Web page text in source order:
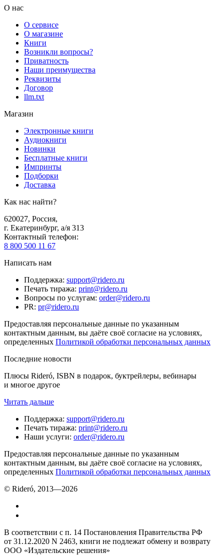
О нас
О сервисе
О магазине
Книги
Возникли вопросы?
Приватность
Наши преимущества
Реквизиты
Договор
llm.txt
Магазин
Электронные книги
Аудиокниги
Новинки
Бесплатные книги
Импринты
Подборки
Доставка
Как нас найти?
620027, Россия,
г. Екатеринбург, а/я 313
Контактный телефон:
8 800 500 11 67
Написать нам
Поддержка: support@ridero.ru
Печать тиража: print@ridero.ru
Вопросы по услугам: order@ridero.ru
PR: pr@ridero.ru
Предоставляя персональные данные по указанным
контактным данным, вы даёте своё согласие на условиях,
определенных Политикой обработки персональных данных
Последние новости
Плюсы Rideró, ISBN в подарок, буктрейлеры, вебинары
и многое другое
Читать дальше
Поддержка: support@ridero.ru
Печать тиража: print@ridero.ru
Наши услуги: order@ridero.ru
Предоставляя персональные данные по указанным
контактным данным, вы даёте своё согласие на условиях,
определенных Политикой обработки персональных данных
© Rideró, 2013—2026
В соответствии с п. 14 Постановления Правительства РФ
от 31.12.2020 N 2463, книги не подлежат обмену и возврату
ООО «Издательские решения»